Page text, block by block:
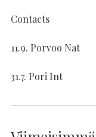
Contacts
11.9. Porvoo Nat
31.7. Pori Int